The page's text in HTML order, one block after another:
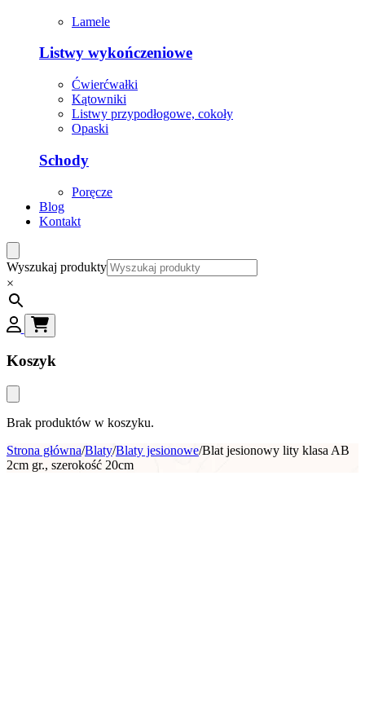
Lamele
Listwy wykończeniowe
Ćwierćwałki
Kątowniki
Listwy przypodłogowe, cokoły
Opaski
Schody
Poręcze
Blog
Kontakt
Wyszukaj produkty
×
Koszyk
Brak produktów w koszyku.
Strona główna/Blaty/Blaty jesionowe/Blat jesionowy lity klasa AB
2cm gr., szerokość 20cm